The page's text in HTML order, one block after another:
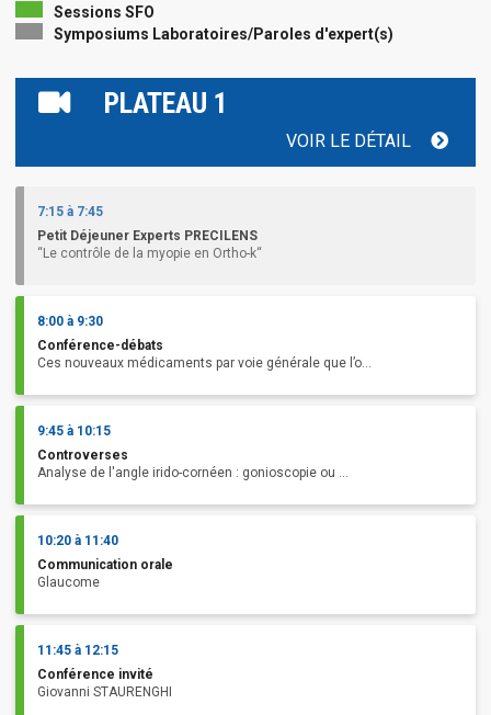
Sessions SFO
Symposiums Laboratoires/Paroles d'expert(s)
PLATEAU 1
VOIR LE DÉTAIL
7:15 à 7:45
Petit Déjeuner Experts PRECILENS
“Le contrôle de la myopie en Ortho-k“
8:00 à 9:30
Conférence-débats
Ces nouveaux médicaments par voie générale que l’o...
9:45 à 10:15
Controverses
Analyse de l'angle irido-cornéen : gonioscopie ou ...
10:20 à 11:40
Communication orale
Glaucome
11:45 à 12:15
Conférence invité
Giovanni STAURENGHI